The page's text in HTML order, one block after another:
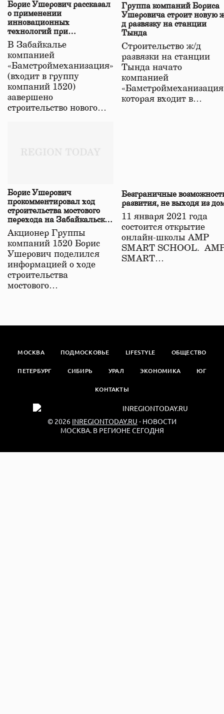
Борис Ушерович рассказал
о применении
инновационных
технологий при
строительстве нового моста
в Забайкалье
В Забайкалье
компанией
«Бамстроймеханизация»
(входит в группу
компаний 1520)
завершено
строительство нового…
Группа компаний Бориса
Ушеровича строит новую
д развязку на станции
Тында
Строительство ж/д
развязки на станции
Тында начато
компанией
которая входит в…
Борис Ушерович
прокомментировал ход
строительства мостового
перехода на Забайкальской
железной дороге
Акционер Группы
компаний 1520 Борис
Ушерович поделился
информацией о ходе
строительства
мостового…
Безграничные
развития, не выходя из
11 января 2021 года
состоится открытие
онлайн-школы АМР
SMART SCHOOL.
SMART…
МОСКВА ПОДМОСКОВЬЕ LIFESTYLE ОБЩЕСТВО
ПЕТЕРБУРГ СИБИРЬ УРАЛ ЭКОНОМИКА ЮГ
КОНТАКТЫ
© 2026 INREGIONTODAY.RU - НОВОСТИ
МОСКВА. В РЕГИОНЕ СЕГОДНЯ